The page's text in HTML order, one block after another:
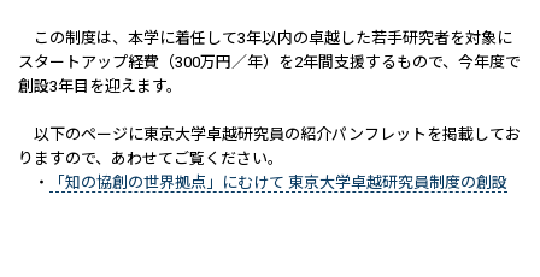
この制度は、本学に着任して3年以内の卓越した若手研究者を対象に
スタートアップ経費（300万円／年）を2年間支援するもので、今年度で
創設3年目を迎えます。
以下のページに東京大学卓越研究員の紹介パンフレットを掲載してお
りますので、あわせてご覧ください。
・
「知の協創の世界拠点」にむけて 東京大学卓越研究員制度の創設